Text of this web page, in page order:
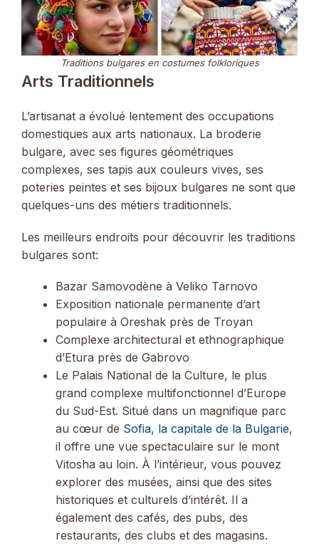
Traditions bulgares en costumes folkloriques
Arts Traditionnels
L’artisanat a évolué lentement des occupations
domestiques aux arts nationaux. La broderie
bulgare, avec ses figures géométriques
complexes, ses tapis aux couleurs vives, ses
poteries peintes et ses bijoux bulgares ne sont que
quelques-uns des métiers traditionnels.
Les meilleurs endroits pour découvrir les traditions
bulgares sont:
Bazar Samovodène à Veliko Tarnovo
Exposition nationale permanente d’art
populaire à Oreshak près de Troyan
Complexe architectural et ethnographique
d’Etura près de Gabrovo
Le Palais National de la Culture, le plus
grand complexe multifonctionnel d’Europe
du Sud-Est. Situé dans un magnifique parc
au cœur de Sofia, la capitale de la Bulgarie,
il offre une vue spectaculaire sur le mont
Vitosha au loin. À l’intérieur, vous pouvez
explorer des musées, ainsi que des sites
historiques et culturels d’intérêt. Il a
également des cafés, des pubs, des
restaurants, des clubs et des magasins.